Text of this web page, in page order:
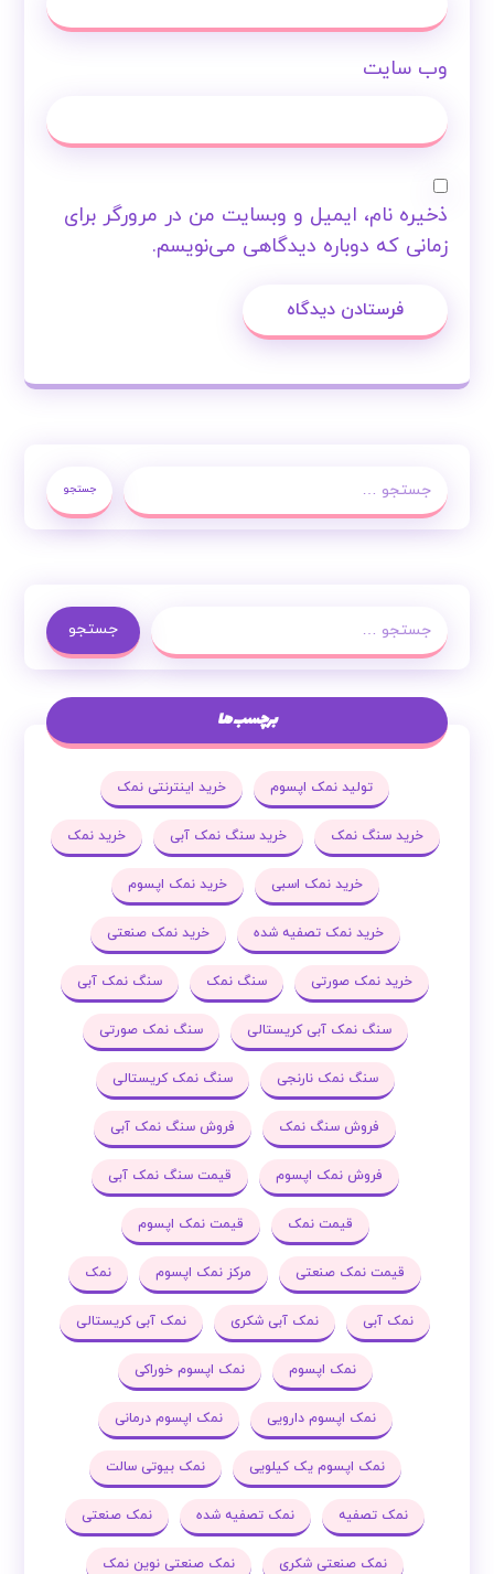
وب‌ سایت
ذخیره نام، ایمیل و وبسایت من در مرورگر برای
زمانی که دوباره دیدگاهی می‌نویسم.
فرستادن دیدگاه
جستجو
جستجو
برچسب ها
تولید نمک اپسوم خرید اینترنتی نمک
خرید سنگ نمک خرید سنگ نمک آبی خرید نمک
خرید نمک اسبی خرید نمک اپسوم
خرید نمک تصفیه شده خرید نمک صنعتی
خرید نمک صورتی سنگ نمک سنگ نمک آبی
سنگ نمک آبی کریستالی سنگ نمک صورتی
سنگ نمک نارنجی سنگ نمک کریستالی
فروش سنگ نمک فروش سنگ نمک آبی
فروش نمک اپسوم قیمت سنگ نمک آبی
قیمت نمک قیمت نمک اپسوم
قیمت نمک صنعتی مرکز نمک اپسوم نمک
نمک آبی نمک آبی شکری نمک آبی کریستالی
نمک اپسوم نمک اپسوم خوراکی
نمک اپسوم دارویی نمک اپسوم درمانی
نمک اپسوم یک کیلویی نمک بیوتی سالت
نمک تصفیه نمک تصفیه شده نمک صنعتی
نمک صنعتی شکری نمک صنعتی نوین نمک